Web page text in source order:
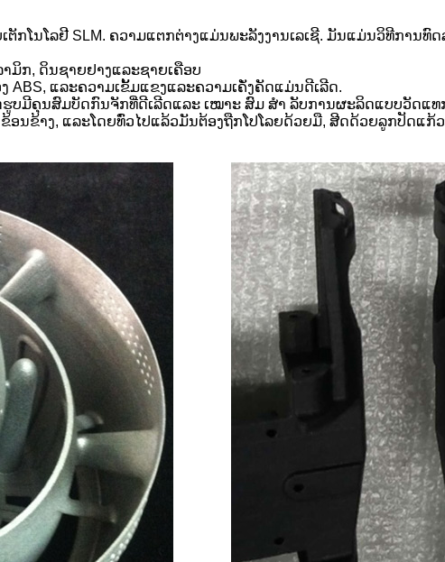
ຕັກໂນໂລຢີ SLM. ຄວາມແຕກຕ່າງແມ່ນພະລັງງານເລເຊີ. ມັນແມ່ນວິທີການ
າມິກ, ດິນຊາຍຢາງແລະຊາຍເຄືອບ
ແລະຄວາມເຂັ້ມແຂງແລະຄວາມເຄັ່ງຄັດແມ່ນດີເລີດ.
ບມີຄຸນສົມບັດກົນຈັກທີ່ດີເລີດແລະ ເໝາະ ສົມ ສຳ ລັບການຜະລິດແບບວັດແ
ນຂ້າງ, ແລະໂດຍທົ່ວໄປແລ້ວມັນຕ້ອງຖືກໂປໂລຍດ້ວຍມື, ສີດດ້ວຍລູກປັດແກ້